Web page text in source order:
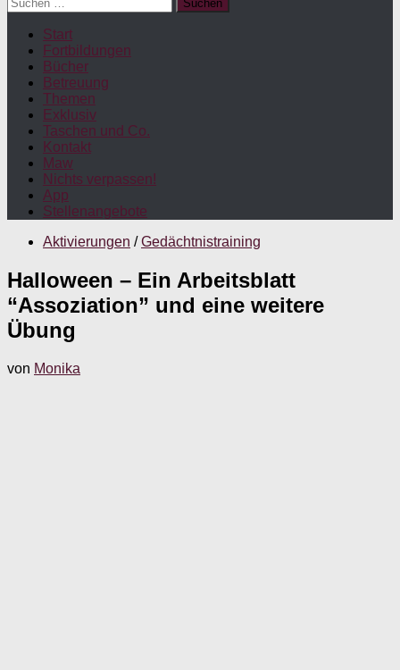
nach:
Start
Fortbildungen
Bücher
Betreuung
Themen
Exklusiv
Taschen und Co.
Kontakt
Maw
Nichts verpassen!
App
Stellenangebote
Aktivierungen / Gedächtnistraining
Halloween – Ein Arbeitsblatt
“Assoziation” und eine weitere
Übung
von Monika